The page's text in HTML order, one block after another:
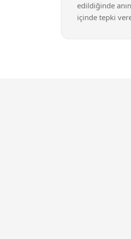
edildiğinde
içinde tepki